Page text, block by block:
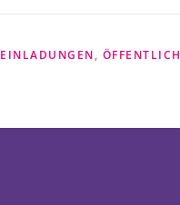
EINLADUNGEN,